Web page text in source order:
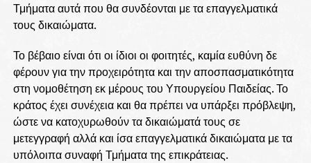
Τμήματα αυτά που θα συνδέονται με τα επαγγελματικά
τους δικαιώματα.
Το βέβαιο είναι ότι οι ίδιοι οι φοιτητές, καμία ευθύνη δε
φέρουν για την προχειρότητα και την αποσπασματικότητα
στη νομοθέτηση εκ μέρους του Υπουργείου Παιδείας. Το
κράτος έχει συνέχεια και θα πρέπει να υπάρξει πρόβλεψη,
ώστε να κατοχυρωθούν τα δικαιώματά τους σε
μετεγγραφή αλλά και ίσα επαγγελματικά δικαιώματα με τα
υπόλοιπα συναφή Τμήματα της επικράτειας.